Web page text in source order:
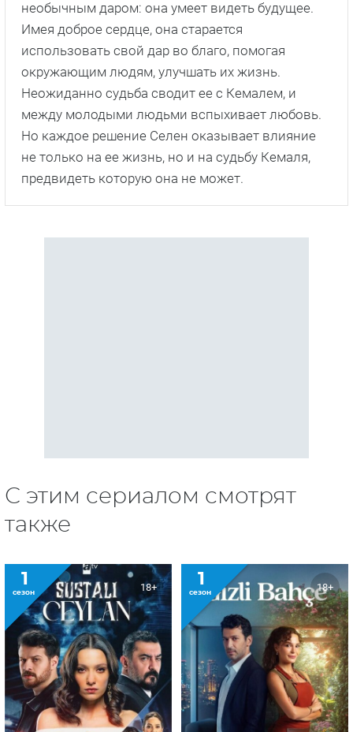
необычным даром: она умеет видеть будущее.
Имея доброе сердце, она старается
использовать свой дар во благо, помогая
окружающим людям, улучшать их жизнь.
Неожиданно судьба сводит ее с Кемалем, и
между молодыми людьми вспыхивает любовь.
Но каждое решение Селен оказывает влияние
не только на ее жизнь, но и на судьбу Кемаля,
предвидеть которую она не может.
С этим сериалом смотрят
также
1
сезон 18+ 1
сезон 18+